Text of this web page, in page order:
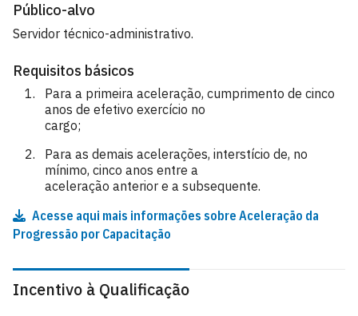
Público-alvo
Servidor técnico-administrativo.
Requisitos básicos
Para a primeira aceleração, cumprimento de cinco
anos de efetivo exercício no
cargo;
Para as demais acelerações, interstício de, no
mínimo, cinco anos entre a
aceleração anterior e a subsequente.
Acesse aqui mais informações sobre Aceleração da
Progressão por Capacitação
Incentivo à Qualificação